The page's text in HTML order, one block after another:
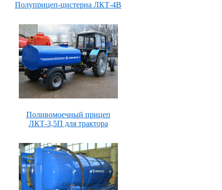
Полуприцеп-цистерна ЛКТ-4В
Поливомоечный прицеп
ЛКТ-3,5П для трактора